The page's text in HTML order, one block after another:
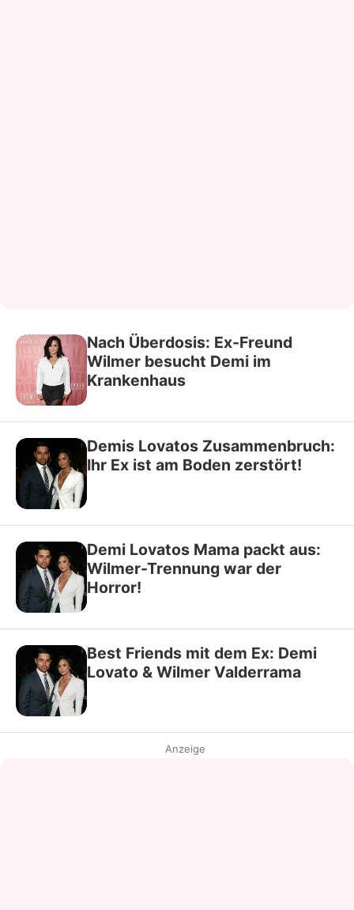
Nach Überdosis: Ex-Freund
Wilmer besucht Demi im
Krankenhaus
Demis Lovatos Zusammenbruch:
Ihr Ex ist am Boden zerstört!
Demi Lovatos Mama packt aus:
Wilmer-Trennung war der
Horror!
Best Friends mit dem Ex: Demi
Lovato & Wilmer Valderrama
Anzeige